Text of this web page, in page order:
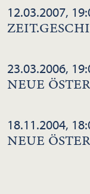
12.03.2007,
23.03.2006,
NEUE
18.11.2004,
NEUE